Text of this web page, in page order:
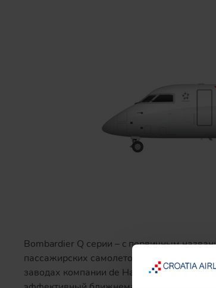
Bombardier Q серии – c первичным
пассажирских самолетов (анг. turboprop)
заводах компании de Havilland Canada.